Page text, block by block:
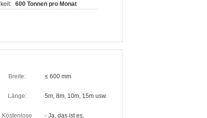
600 Tonnen pro Monat
Breite: ≤ 600 mm
Länge: 5m, 8m, 10m, 15m usw
Kostenlose
- Ja, das ist es.